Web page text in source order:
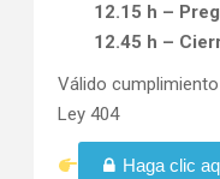
12.15 h –
12.45 h –
Válido
Ley 404
Haga clic